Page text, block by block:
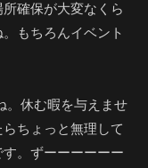
確保が大変なくら
もちろんイベント
。休む暇を与えませ
ちょっと無理して
。ずーーーーーー